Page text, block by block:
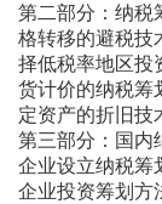
第二部分：纳税
格转移的避税技
择低税率地区投
货计价的纳税筹
定资产的折旧技
第三部分：国内
企业设立纳税筹
企业投资筹划方